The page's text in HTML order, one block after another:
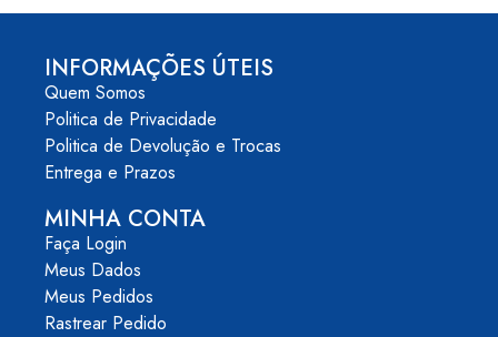
INFORMAÇÕES ÚTEIS
Quem Somos
Politica de Privacidade
Politica de Devolução e Trocas
Entrega e Prazos
MINHA CONTA
Faça Login
Meus Dados
Meus Pedidos
Rastrear Pedido